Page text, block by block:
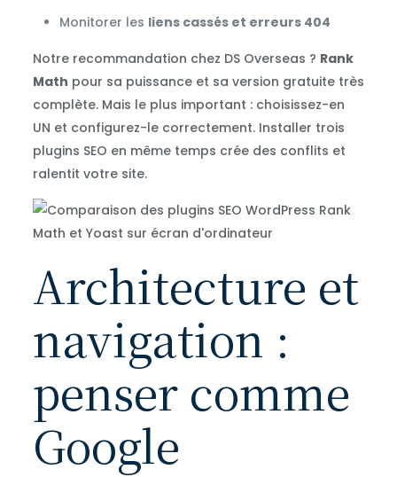
Monitorer les liens cassés et erreurs 404
Notre recommandation chez DS Overseas ? Rank
Math pour sa puissance et sa version gratuite très
complète. Mais le plus important : choisissez-en
UN et configurez-le correctement. Installer trois
plugins SEO en même temps crée des conflits et
ralentit votre site.
Architecture et
navigation :
penser comme
Google